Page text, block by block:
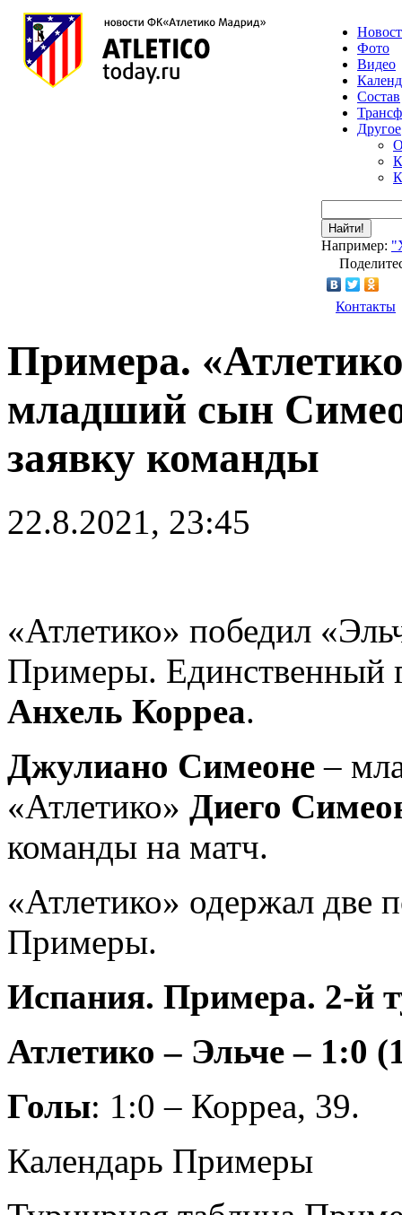
Фото
Видео
Состав
Другое
Найти!
Например:
Контакты
Примера.
младший сын
заявку команды
22.8.2021, 23:45
«Атлетико» победил
Примеры. Единственный
Анхель Корреа.
Джулиано Симеоне –
«Атлетико» Диего
команды на матч.
«Атлетико» одержал две
Примеры.
Испания. Примера. 2-й
Атлетико – Эльче – 1:0
Голы: 1:0 – Корреа, 39.
Календарь Примеры